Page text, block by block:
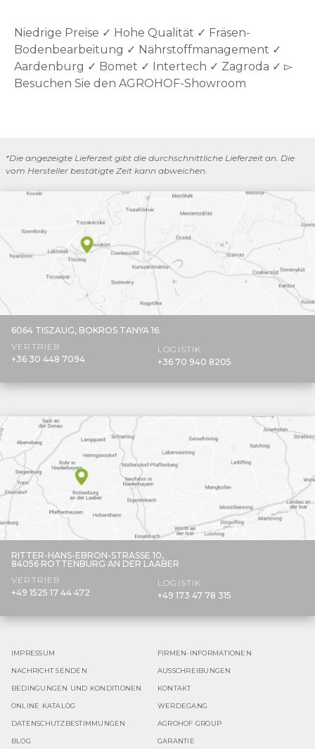
Niedrige Preise ✓ Hohe Qualität ✓ Fräsen-
Bodenbearbeitung ✓ Nährstoffmanagement ✓
Aardenburg ✓ Bomet ✓ Intertech ✓ Zagroda ✓ ▻
Besuchen Sie den AGROHOF-Showroom
*Die angezeigte Lieferzeit gibt die durchschnittliche Lieferzeit an. Die
vom Hersteller bestätigte Zeit kann abweichen.
6064 TISZAUG, BOKROS TANYA 16.
VERTRIEB
+36 30 448 7094
LOGISTIK
+36 70 940 8205
RITTER-HANS-EBRON-STRASSE 10,
84056 ROTTENBURG AN DER LAABER
VERTRIEB
+49 1525 17 44 472
LOGISTIK
+49 173 47 78 315
IMPRESSUM FIRMEN-INFORMATIONEN
NACHRICHT SENDEN AUSSCHREIBUNGEN
BEDINGUNGEN UND KONDITIONEN KONTAKT
ONLINE KATALOG WERDEGANG
DATENSCHUTZBESTIMMUNGEN AGROHOF GROUP
BLOG GARANTIE